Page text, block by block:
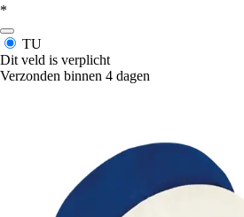
*
TU
Dit veld is verplicht
Verzonden binnen 4 dagen